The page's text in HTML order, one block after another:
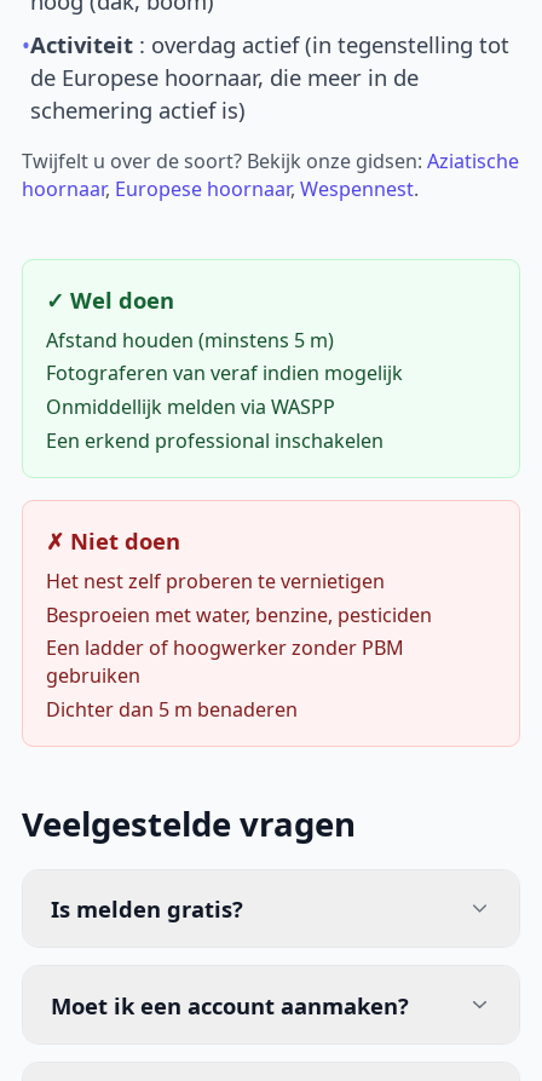
•Activiteit : overdag actief (in tegenstelling tot
de Europese hoornaar, die meer in de
schemering actief is)
Twijfelt u over de soort? Bekijk onze gidsen:Aziatische
hoornaar, Europese hoornaar,Wespennest.
✓ Wel doen
Afstand houden (minstens 5 m)
Fotograferen van veraf indien mogelijk
Onmiddellijk melden via WASPP
Een erkend professional inschakelen
✗ Niet doen
Het nest zelf proberen te vernietigen
Besproeien met water, benzine, pesticiden
Een ladder of hoogwerker zonder PBM
gebruiken
Dichter dan 5 m benaderen
Veelgestelde vragen
Is melden gratis?
Moet ik een account aanmaken?